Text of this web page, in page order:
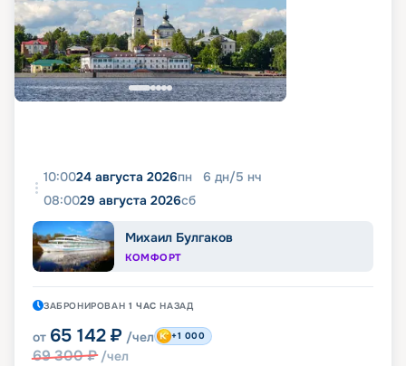
10:0024 августа 2026пн 6 дн/5 нч
08:0029 августа 2026сб
Михаил Булгаков
КОМФОРТ
ЗАБРОНИРОВАН 1 ЧАС НАЗАД
от 65 142 ₽ /чел
69 300₽ /чел
+1 000